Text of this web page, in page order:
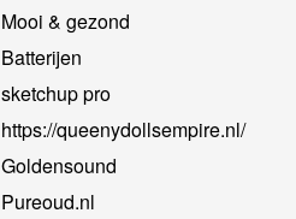
Mooi & gezond
Batterijen
sketchup pro
https://queenydollsempire.nl/
Goldensound
Pureoud.nl